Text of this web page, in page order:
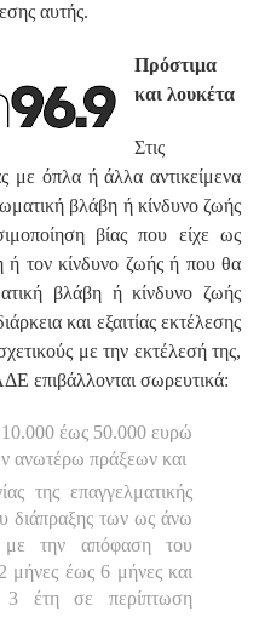
αυτής.
Πρόστιμα
και λουκέτα
Στις
με όπλα ή άλλα αντικείμενα
βλάβη ή κίνδυνο ζωής
βίας που είχε ως
τον κίνδυνο ζωής ή που θα
βλάβη ή κίνδυνο ζωής
και εξαιτίας εκτέλεσης
με την εκτέλεσή της,
επιβάλλονται σωρευτικά:
10.000 έως 50.000 ευρώ
ανωτέρω πράξεων και
της επαγγελματικής
διάπραξης των ως άνω
με την απόφαση του
μήνες έως 6 μήνες και
έτη σε περίπτωση